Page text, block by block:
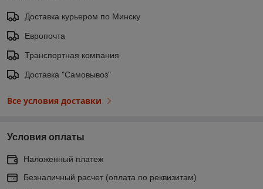
Доставка курьером по Минску
Европочта
Транспортная компания
Доставка "Самовывоз"
Все условия доставки
Условия оплаты
Наложенный платеж
Безналичный расчет (оплата по реквизитам)